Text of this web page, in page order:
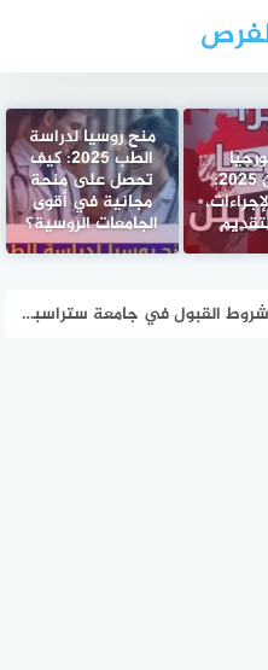
للسوريين 2025:
منح روسيا لدراسة
الطب 2025: كيف
تحصل على منحة
مجانية في أقوى
الجامعات الروسية؟
شروط القبول في جامعة ستراسبورغ للطلاب الدوليين